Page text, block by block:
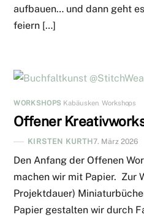
aufbauen… und dann geht
feiern […]
WORKSHOPS Kabäusken, Workshops
Offener
KIRSTEN KURTH7. März 2026
Den Anfang der Offenen
machen wir mit Papier. Zur
Projektdauer)
Papier gestalten wir durch